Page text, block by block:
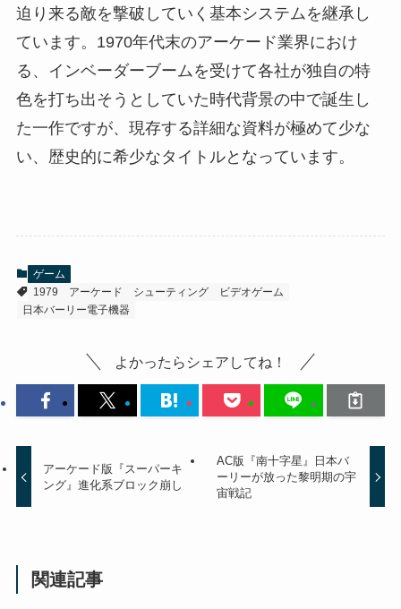
迫り来る敵を撃破していく基本システムを継承し
ています。1970年代末のアーケード業界におけ
る、インベーダーブームを受けて各社が独自の特
色を打ち出そうとしていた時代背景の中で誕生し
た一作ですが、現存する詳細な資料が極めて少な
い、歴史的に希少なタイトルとなっています。
ゲーム
1979
アーケード シューティング
ビデオゲーム
日本バーリー電子機器
よかったらシェアしてね！
アーケード版『スーパーキ
ング』進化系ブロック崩し
AC版『南十字星』日本バ
ーリーが放った黎明期の宇
宙戦記
関連記事